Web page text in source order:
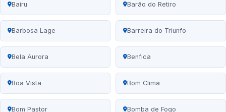
Bairu Barão do Retiro
Barbosa Lage Barreira do Triunfo
Bela Aurora Benfica
Boa Vista Bom Clima
Bom Pastor Bomba de Fogo